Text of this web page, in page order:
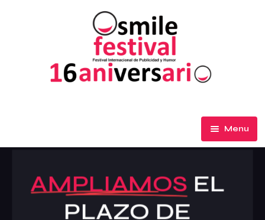
Menu
Participa
Premios de Honor
AMPLIAMOS EL
PLAZO DE